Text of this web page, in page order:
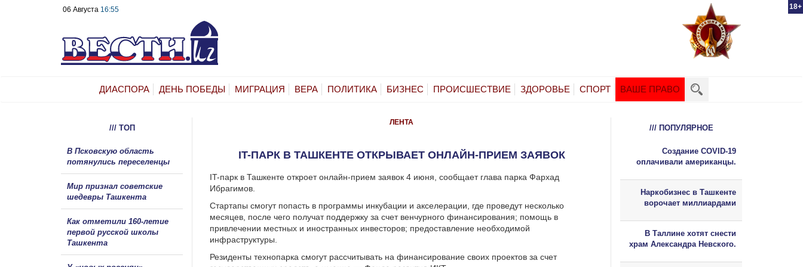
18+
06 Августа 16:55
ДИАСПОРА ДЕНЬ ПОБЕДЫ МИГРАЦИЯ ВЕРА ПОЛИТИКА БИЗНЕС ПРОИСШЕСТВИЕ ЗДОРОВЬЕ СПОРТ ВАШЕ ПРАВО
ЛЕНТА
IT-ПАРК В ТАШКЕНТЕ ОТКРЫВАЕТ ОНЛАЙН-ПРИЕМ ЗАЯВОК
IT-парк в Ташкенте откроет онлайн-прием заявок 4 июня, сообщает глава парка Фархад
Ибрагимов.
Стартапы смогут попасть в программы инкубации и акселерации, где проведут несколько
месяцев, после чего получат поддержку за счет венчурного финансирования; помощь в
привлечении местных и иностранных инвесторов; предоставление необходимой
инфраструктуры.
Резиденты технопарка смогут рассчитывать на финансирование своих проектов за счет
/// ТОП
В Псковскую область
потянулись переселенцы
Мир признал советские
шедевры Ташкента
Как отметили 160-летие
первой русской школы
Ташкента
/// ПОПУЛЯРНОЕ
Создание COVID-19
оплачивали американцы.
Наркобизнес в Ташкенте
ворочает миллиардами
В Таллине хотят снести
храм Александра Невского.